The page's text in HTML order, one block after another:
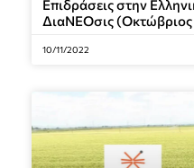
Επιδράσεις στην
ΔιαΝΕΟσις
10/11/2022